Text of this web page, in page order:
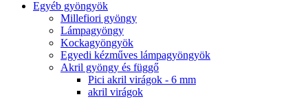
Egyéb gyöngyök
Millefiori gyöngy
Lámpagyöngy
Kockagyöngyök
Egyedi kézműves lámpagyöngyök
Akril gyöngy és függő
Pici akril virágok - 6 mm
akril virágok